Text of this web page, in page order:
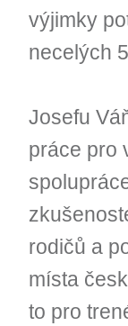
výjimky
necelých
Josefu
práce pro
rodičů a
místa
to pro